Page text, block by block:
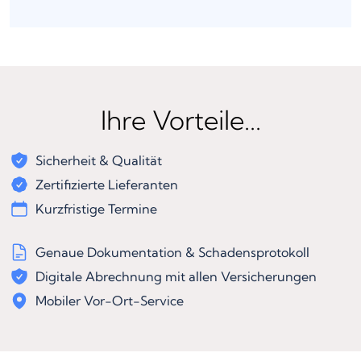
Ihre Vorteile...
Sicherheit & Qualität
Zertifizierte Lieferanten
Kurzfristige Termine
Genaue Dokumentation & Schadensprotokoll
Digitale Abrechnung mit allen Versicherungen
Mobiler Vor-Ort-Service